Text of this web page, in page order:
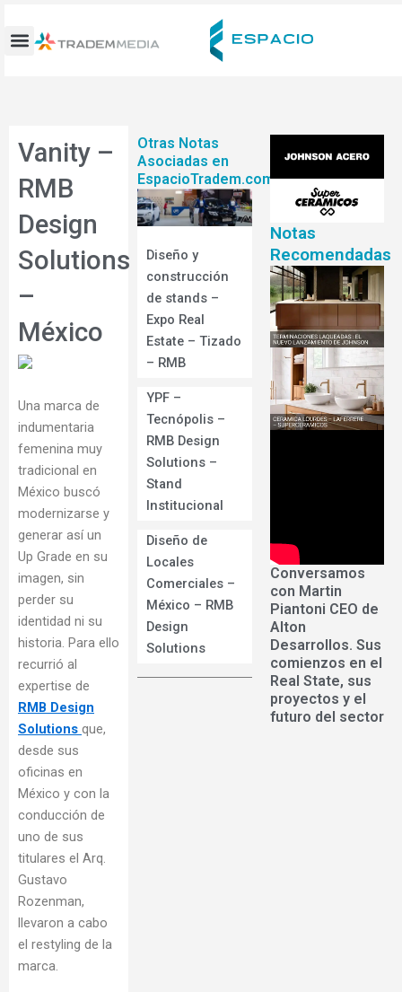
contenido
Vanity –
RMB
Design
Solutions
–
México
Una marca de
indumentaria
femenina muy
tradicional en
México buscó
modernizarse y
generar así un
Up Grade en su
imagen, sin
perder su
identidad ni su
historia. Para ello
recurrió al
expertise de
RMB Design
Solutions que,
desde sus
oficinas en
México y con la
conducción de
uno de sus
titulares el Arq.
Gustavo
Rozenman,
llevaron a cabo
el restyling de la
marca.
Otras Notas
Asociadas en
EspacioTradem.com
Diseño y
construcción
de stands –
Expo Real
Estate – Tizado
– RMB
YPF –
Tecnópolis –
RMB Design
Solutions –
Stand
Institucional
Diseño de
Locales
Comerciales –
México – RMB
Design
Solutions
Notas
Recomendadas
Conversamos
con Martin
Piantoni CEO de
Alton
Desarrollos. Sus
comienzos en el
Real State, sus
proyectos y el
futuro del sector